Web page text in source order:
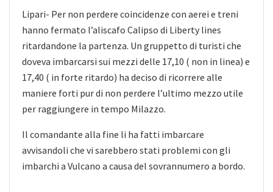
Lipari- Per non perdere coincidenze con aerei e treni
hanno fermato l’aliscafo Calipso di Liberty lines
ritardandone la partenza. Un gruppetto di turisti che
doveva imbarcarsi sui mezzi delle 17,10 ( non in linea) e
17,40 ( in forte ritardo) ha deciso di ricorrere alle
maniere forti pur di non perdere l’ultimo mezzo utile
per raggiungere in tempo Milazzo.
Il comandante alla fine li ha fatti imbarcare
avvisandoli che vi sarebbero stati problemi con gli
imbarchi a Vulcano a causa del sovrannumero a bordo.